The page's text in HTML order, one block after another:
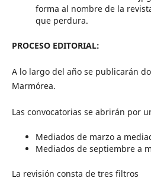
forma al nombre de la
que perdura.
PROCESO EDITORIAL:
A lo largo del año se publicarán
Marmórea.
Las convocatorias se abrirán por
Mediados de marzo a
Mediados de septiembre a
La revisión consta de tres filtros